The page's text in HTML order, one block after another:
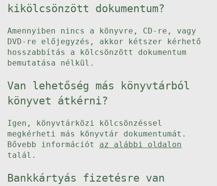
kikölcsönzött dokumentum?
Amennyiben nincs a könyvre, CD-re, vagy
DVD-re előjegyzés, akkor kétszer kérhető
hosszabbítás a kölcsönzött dokumentum
bemutatása nélkül.
Van lehetőség más könyvtárból
könyvet átkérni?
Igen, könyvtárközi kölcsönzéssel
megkérheti más könyvtár dokumentumát.
Bővebb információt az alábbi oldalon
talál.
Bankkártyás fizetésre van